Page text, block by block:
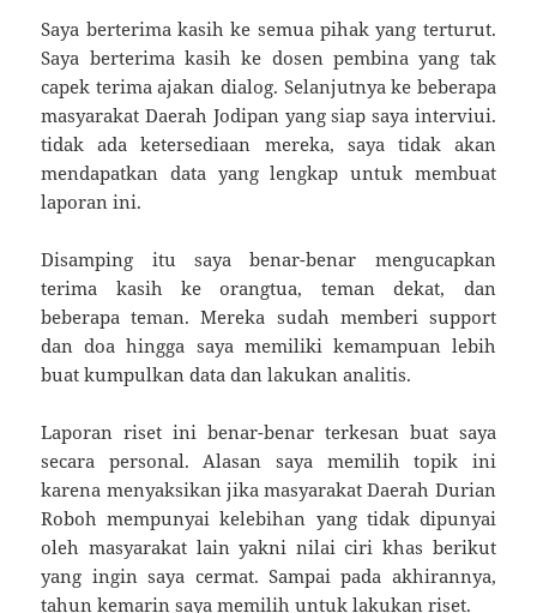
Saya berterima kasih ke semua pihak yang terturut.
Saya berterima kasih ke dosen pembina yang tak
capek terima ajakan dialog. Selanjutnya ke beberapa
masyarakat Daerah Jodipan yang siap saya interviui.
tidak ada ketersediaan mereka, saya tidak akan
mendapatkan data yang lengkap untuk membuat
laporan ini.
Disamping itu saya benar-benar mengucapkan
terima kasih ke orangtua, teman dekat, dan
beberapa teman. Mereka sudah memberi support
dan doa hingga saya memiliki kemampuan lebih
buat kumpulkan data dan lakukan analitis.
Laporan riset ini benar-benar terkesan buat saya
secara personal. Alasan saya memilih topik ini
karena menyaksikan jika masyarakat Daerah Durian
Roboh mempunyai kelebihan yang tidak dipunyai
oleh masyarakat lain yakni nilai ciri khas berikut
yang ingin saya cermat. Sampai pada akhirannya,
tahun kemarin saya memilih untuk lakukan riset.